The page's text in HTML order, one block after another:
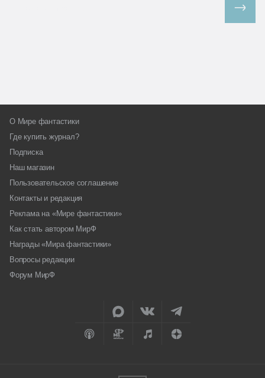
О Мире фантастики
Где купить журнал?
Подписка
Наш магазин
Пользовательское соглашение
Контакты и редакция
Реклама на «Мире фантастики»
Как стать автором МирФ
Награды «Мира фантастики»
Вопросы редакции
Форум МирФ